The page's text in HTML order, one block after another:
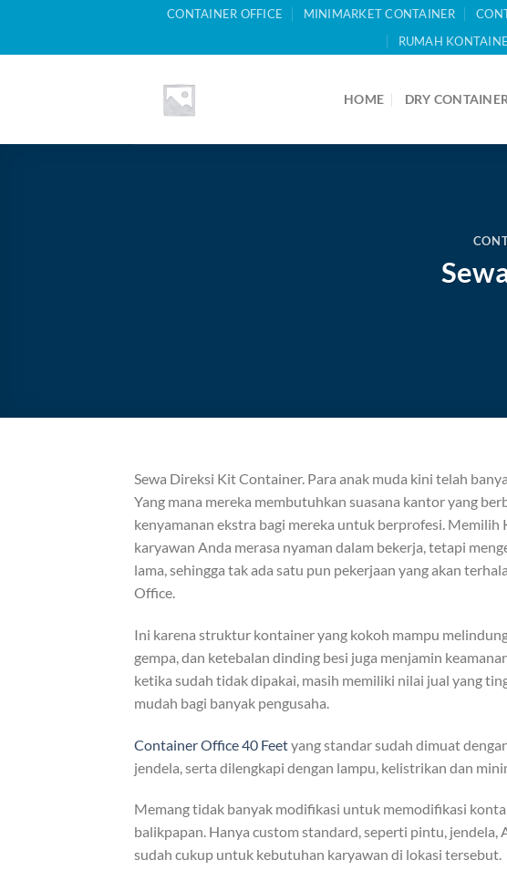
content
CONTAINER OFFICE MINIMARKET CONTAINER
RUMAH
HOME DRY CONTAINER
Sewa Direksi Kit Container. Para anak muda kini telah
Yang mana mereka membutuhkan suasana kantor yang
kenyamanan ekstra bagi mereka untuk berprofesi.
karyawan Anda merasa nyaman dalam bekerja, tetapi
lama, sehingga tak ada satu pun pekerjaan yang akan
Office.
Ini karena struktur kontainer yang kokoh mampu
gempa, dan ketebalan dinding besi juga menjamin
ketika sudah tidak dipakai, masih memiliki nilai jual yang
mudah bagi banyak pengusaha.
Container Office 40 Feetyang standar sudah dimuat
jendela, serta dilengkapi dengan lampu, kelistrikan dan
Memang tidak banyak modifikasi untuk memodifikasi
balikpapan. Hanya custom standard, seperti pintu,
sudah cukup untuk kebutuhan karyawan di lokasi tersebut.